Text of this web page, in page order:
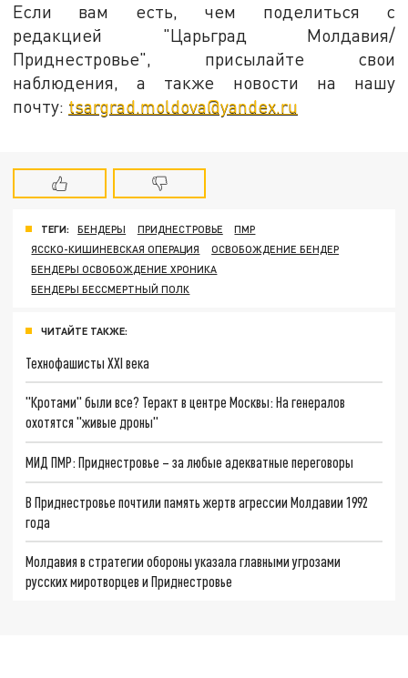
Если вам есть, чем поделиться с
редакцией "Царьград Молдавия/
Приднестровье", присылайте свои
наблюдения, а также новости на нашу
почту: tsargrad.moldova@yandex.ru
ТЕГИ: БЕНДЕРЫ ПРИДНЕСТРОВЬЕ
ПМР
ЯССКО-КИШИНЕВСКАЯ ОПЕРАЦИЯ
ОСВОБОЖДЕНИЕ БЕНДЕР
БЕНДЕРЫ ОСВОБОЖДЕНИЕ ХРОНИКА
БЕНДЕРЫ БЕССМЕРТНЫЙ ПОЛК
ЧИТАЙТЕ ТАКЖЕ:
Технофашисты XXI века
"Кротами" были все? Теракт в центре Москвы: На генералов
охотятся "живые дроны"
МИД ПМР: Приднестровье – за любые адекватные переговоры
В Приднестровье почтили память жертв агрессии Молдавии 1992
года
Молдавия в стратегии обороны указала главными угрозами
русских миротворцев и Приднестровье